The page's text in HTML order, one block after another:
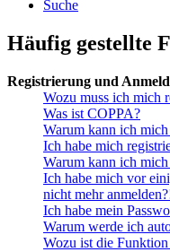
Suche
Häufig gestellte
Registrierung und
Wozu muss ich mich
Was ist COPPA?
Warum kann ich
Ich habe mich
Warum kann ich
Ich habe mich vor
nicht mehr
Ich habe mein
Warum werde ich
Wozu ist die